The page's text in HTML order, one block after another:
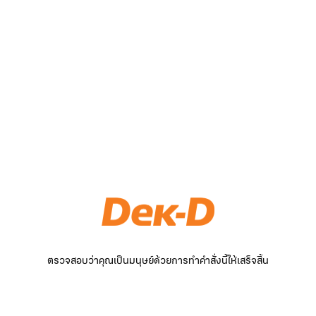
ตรวจสอบว่าคุณเป็นมนุษย์ด้วยการทำคำสั่งนี้ให้เสร็จสิ้น